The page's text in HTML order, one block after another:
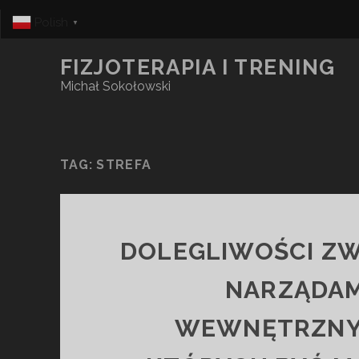
FIZJOTERAPIA I TRENING
Michał Sokołowski
TAG:STREFA
DOLEGLIWOŚCI
▼